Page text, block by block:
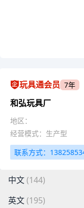
玩具通会员 7年
和弘玩具厂
地区：
经营模式：生产型
联系方式：
中文(144)
英文(195)